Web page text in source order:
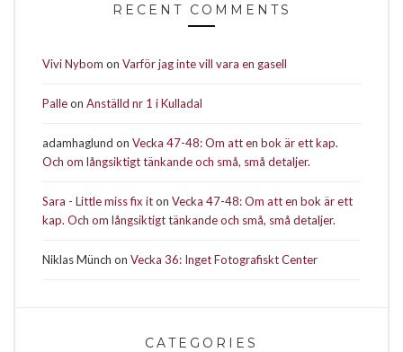
RECENT COMMENTS
Vivi Nybom on Varför jag inte vill vara en gasell
Palleon Anställd nr 1 i Kulladal
adamhaglund on Vecka 47-48: Om att en bok är ett kap.
Och om långsiktigt tänkande och små, små detaljer.
Sara - Little miss fix iton Vecka 47-48: Om att en bok är ett
kap. Och om långsiktigt tänkande och små, små detaljer.
Niklas Münch on Vecka 36: Inget Fotografiskt Center
CATEGORIES